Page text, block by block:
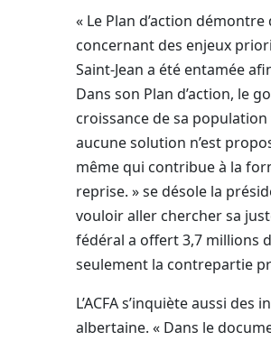
« Le Plan d’action
concernant des enjeux
Saint-Jean a été entamée
Dans son Plan d’action, le
croissance de sa
aucune solution n’est
même qui contribue à la
reprise. » se désole la
vouloir aller chercher sa
fédéral a offert 3,7 millions
seulement la contrepartie
L’ACFA s’inquiète aussi
albertaine. « Dans le